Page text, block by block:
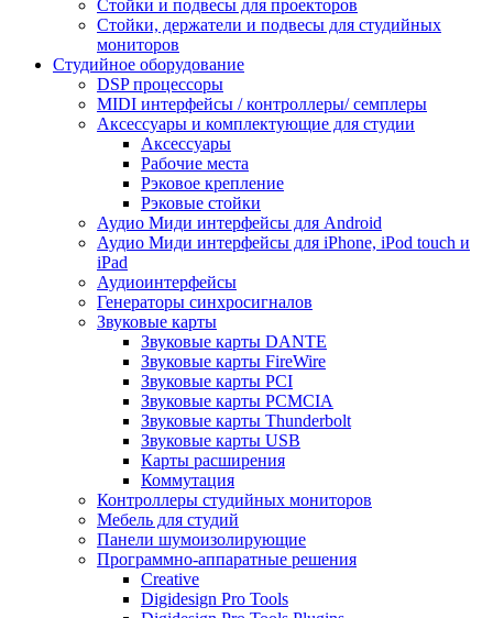
Стойки и подвесы для проекторов
Стойки, держатели и подвесы для студийных
мониторов
Студийное оборудование
DSP процессоры
MIDI интерфейсы / контроллеры/ семплеры
Аксессуары и комплектующие для студии
Аксессуары
Рабочие места
Рэковое крепление
Рэковые стойки
Аудио Миди интерфейсы для Android
Аудио Миди интерфейсы для iPhone, iPod touch и
iPad
Аудиоинтерфейсы
Генераторы синхросигналов
Звуковые карты
Звуковые карты DANTE
Звуковые карты FireWire
Звуковые карты PCI
Звуковые карты PCMCIA
Звуковые карты Thunderbolt
Звуковые карты USB
Карты расширения
Коммутация
Контроллеры студийных мониторов
Мебель для студий
Панели шумоизолирующие
Программно-аппаратные решения
Creative
Digidesign Pro Tools